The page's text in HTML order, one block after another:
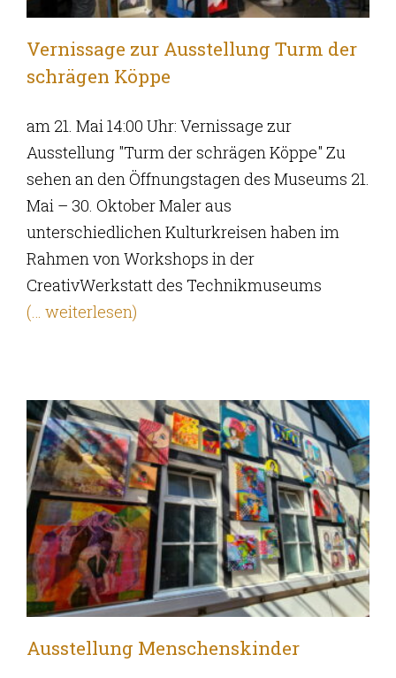
Vernissage zur Ausstellung Turm der
schrägen Köppe
am 21. Mai 14:00 Uhr: Vernissage zur
Ausstellung "Turm der schrägen Köppe" Zu
sehen an den Öffnungstagen des Museums 21.
Mai – 30. Oktober Maler aus
unterschiedlichen Kulturkreisen haben im
Rahmen von Workshops in der
CreativWerkstatt des Technikmuseums
(… weiterlesen)
Ausstellung Menschenskinder